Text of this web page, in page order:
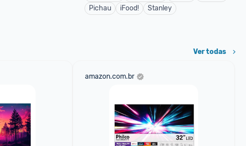
Pichau
iFood! Stanley
Ver todas
amazon.com.br